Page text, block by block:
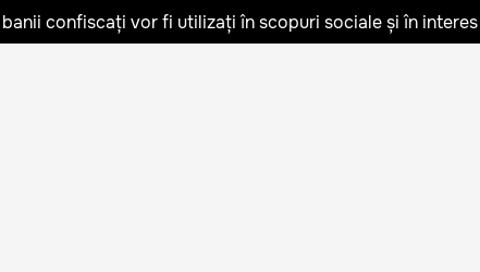
banii confiscați vor fi utilizați în scopuri sociale și în